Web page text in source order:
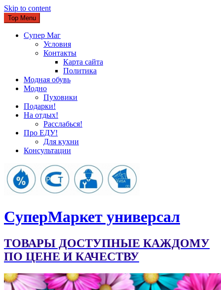
Skip to content
Top Menu
Супер Маг
Условия
Контакты
Карта сайта
Политика
Модная обувь
Модно
Пуховики
Подарки!
На отдых!
Расслабься!
Про ЕДУ!
Для кухни
Консультации
CуперМаркет универсал
ТОВАРЫ ДОСТУПНЫЕ КАЖДОМУ
ПО ЦЕНЕ И КАЧЕСТВУ